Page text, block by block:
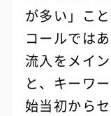
が多い」こ
コールでは
流入をメイ
と、キーワ
始当初から